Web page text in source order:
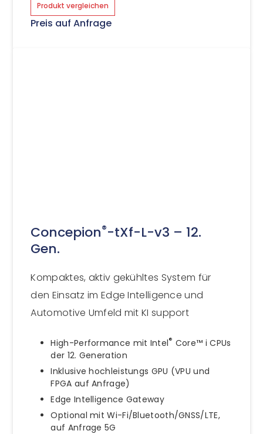
Produkt vergleichen
Preis auf Anfrage
Concepion®-tXf-L-v3 – 12.
Gen.
Kompaktes, aktiv gekühltes System für
den Einsatz im Edge Intelligence und
Automotive Umfeld mit KI support
High-Performance mit Intel® Core™ i CPUs
der 12. Generation
Inklusive hochleistungs GPU (VPU und
FPGA auf Anfrage)
Edge Intelligence Gateway
Optional mit Wi-Fi/Bluetooth/GNSS/LTE,
auf Anfrage 5G